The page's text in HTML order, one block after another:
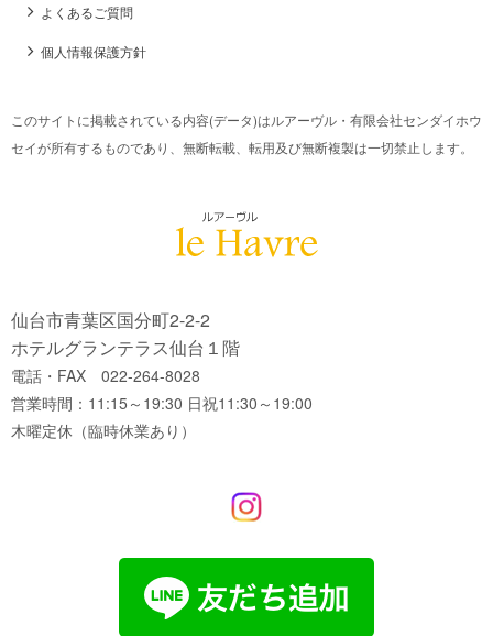
よくあるご質問
個人情報保護方針
このサイトに掲載されている内容(データ)はルアーヴル・有限会社センダイホウ
セイが所有するものであり、無断転載、転用及び無断複製は一切禁止します。
仙台市青葉区国分町2-2-2
ホテルグランテラス仙台１階
電話・FAX 022-264-8028
営業時間：11:15～19:30 日祝11:30～19:00
木曜定休（臨時休業あり）